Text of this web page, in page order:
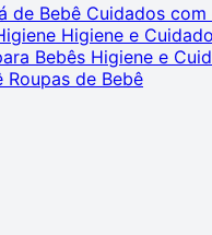
de Bebê Cuidados com
Higiene e
Bebês Higiene e
Roupas de Bebê